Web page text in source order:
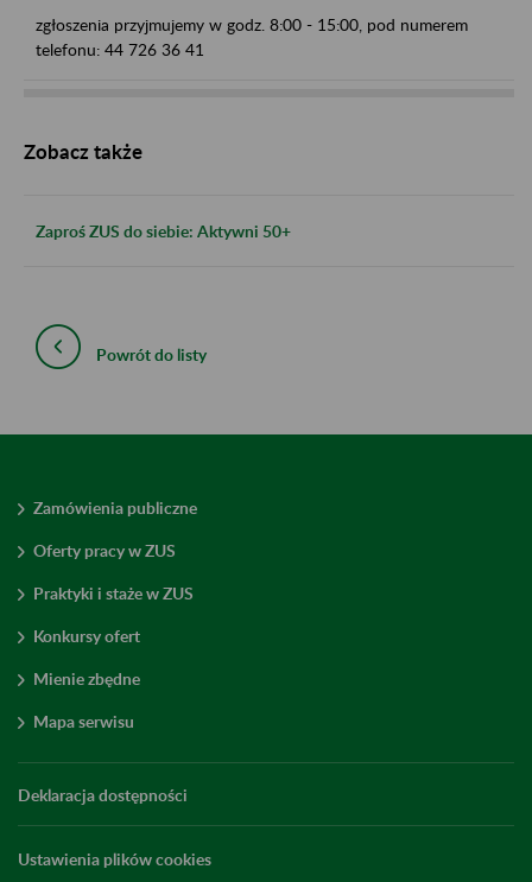
zgłoszenia przyjmujemy w godz. 8:00 - 15:00, pod numerem
telefonu: 44 726 36 41
Zobacz także
Zaproś ZUS do siebie: Aktywni 50+
Powrót do listy
Zamówienia publiczne
Oferty pracy w ZUS
Praktyki i staże w ZUS
Konkursy ofert
Mienie zbędne
Mapa serwisu
Deklaracja dostępności
Ustawienia plików cookies